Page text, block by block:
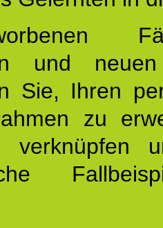
und
Sie, Ihren
zu
verknüpfen